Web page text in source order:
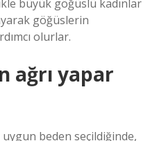
büyük göğüslü kadınlar
göğüslerin
olurlar.
ağrı yapar
uygun beden seçildiğinde,